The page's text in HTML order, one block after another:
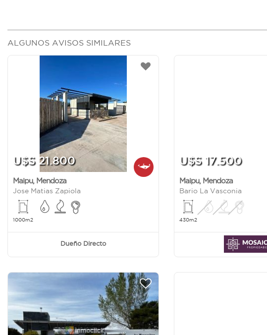
ALGUNOS AVISOS SIMILARES
U$S 21.800
Maipu, Mendoza
Jose Matias Zapiola
1000m2
Dueño Directo
U$S 17.500
Maipu, Mendoza
Bario La Vasconia
430m2